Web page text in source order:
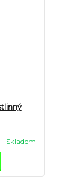
Skladem